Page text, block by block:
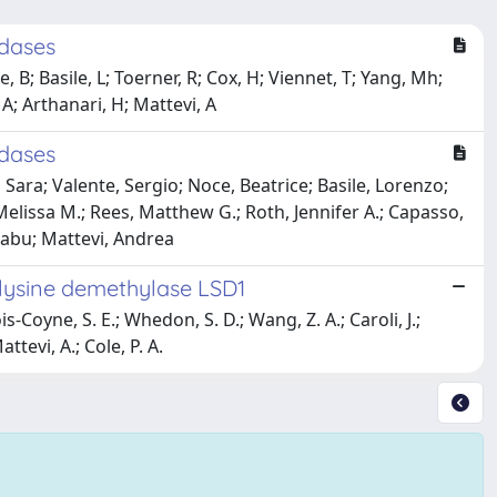
Basile, L; Toerner, R; Cox, H; Viennet, T; Yang, Mh;
Arthanari, H; Mattevi, A
Valente, Sergio; Noce, Beatrice; Basile, Lorenzo;
M.; Rees, Matthew G.; Roth, Jennifer A.; Capasso,
Mattevi, Andrea
demethylase LSD1
S. E.; Whedon, S. D.; Wang, Z. A.; Caroli, J.;
A.; Cole, P. A.